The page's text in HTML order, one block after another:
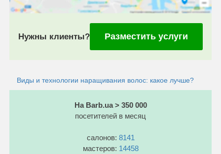
Нужны клиенты? Разместить услуги
Виды и технологии наращивания волос: какое лучше?
На Barb.ua > 350 000
посетителей в месяц
салонов: 8141
мастеров: 14458